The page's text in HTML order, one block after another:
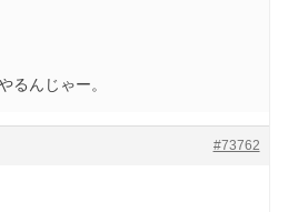
るんじゃー。
#73762